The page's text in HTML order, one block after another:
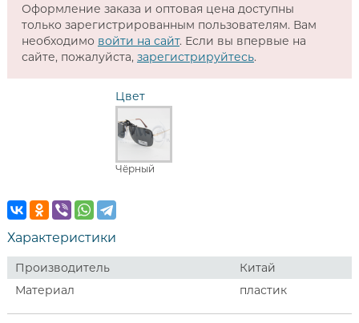
Оформление заказа и оптовая цена доступны
только зарегистрированным пользователям. Вам
необходимо войти на сайт. Если вы впервые на
сайте, пожалуйста, зарегистрируйтесь.
Цвет
Чёрный
Характеристики
Производитель
Китай
Материал
пластик